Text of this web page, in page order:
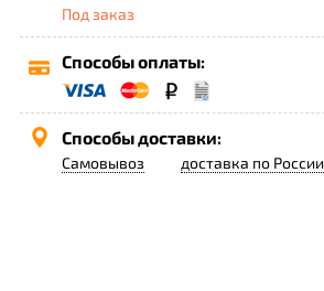
Под заказ
Способы оплаты:
Способы доставки:
Самовывоз доставка по России